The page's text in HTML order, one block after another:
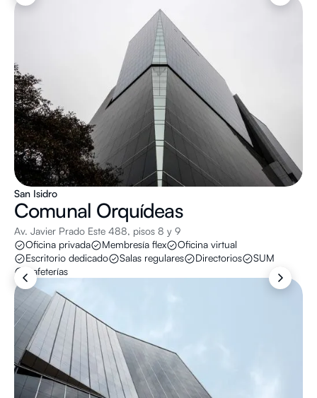
San Isidro
Comunal Orquídeas
Av. Javier Prado Este 488, pisos 8 y 9
Oficina privada
Membresía flex
Oficina virtual
Escritorio dedicado
Salas regulares Directorios
SUM
Cafeterías